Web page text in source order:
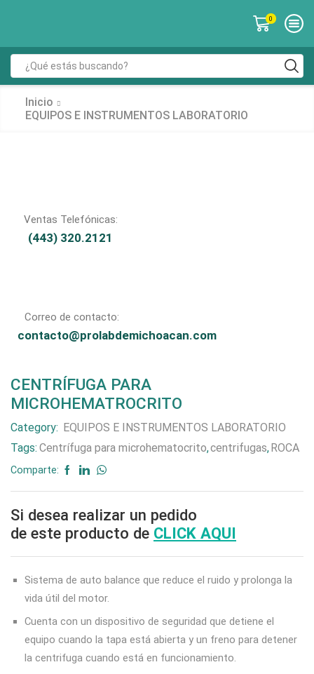
0
Inicio
EQUIPOS E INSTRUMENTOS LABORATORIO
Ventas Telefónicas:
(443) 320.2121
Correo de contacto:
contacto@prolabdemichoacan.com
CENTRÍFUGA PARA
MICROHEMATROCRITO
Category: EQUIPOS E INSTRUMENTOS LABORATORIO
Tags: Centrífuga para microhematocrito,centrifugas,ROCA
Comparte:
Si desea realizar un pedido
de este producto de CLICK AQUI
Sistema de auto balance que reduce el ruido y prolonga la
vida útil del motor.
Cuenta con un dispositivo de seguridad que detiene el
equipo cuando la tapa está abierta y un freno para detener
la centrifuga cuando está en funcionamiento.